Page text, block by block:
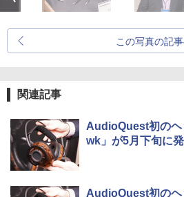
この写真の記
関連記事
AudioQuest初の
wk」が5月下旬に
AudioQuest初の